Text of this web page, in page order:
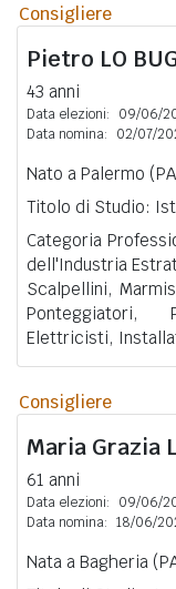
Consigliere
Pietro LO
43 anni
Data elezioni:
09/06/
Data nomina:
02/07/
Nato a Palermo
Titolo di Studio:
Categoria
dell'Industria
Scalpellini,
Ponteggiatori,
Elettricisti,
Consigliere
Maria Grazia
61 anni
Data elezioni:
09/06/
Data nomina: 18/06/
Nata a Bagheria